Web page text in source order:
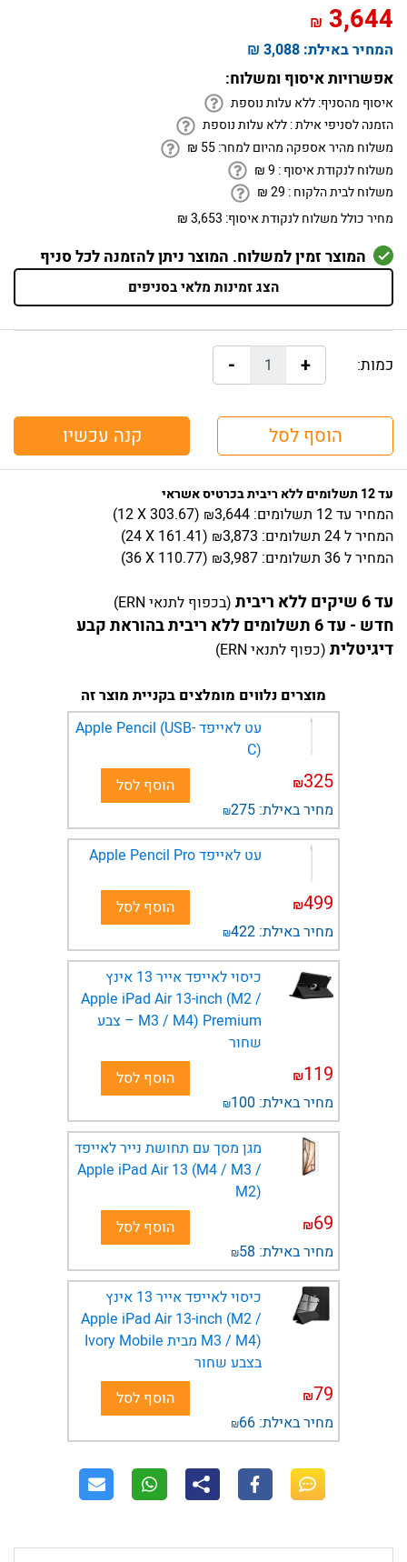
₪
3,644
₪
המחיר באילת: 3,088 ₪
אפשרויות איסוף ומשלוח:
איסוף מהסניף:ללא עלות נוספת
הזמנה לסניפי אילת :ללא עלות נוספת
משלוח מהיר אספקה מהיום למחר:
₪ 55
משלוח לנקודת איסוף :
₪9
משלוח לבית הלקוח :
₪29
מחיר כולל משלוח לנקודת איסוף: 3,653 ₪
המוצר זמין למשלוח. המוצר ניתן להזמנה לכל סניף
הצג זמינות מלאי בסניפים
כמות: +
-
הוסף לסל קנה עכשיו
עד 12 תשלומים ללא ריבית בכרטיס אשראי
המחיר עד 12 תשלומים: ₪3,644
(12 X303.67)
המחירל 24 תשלומים: ₪3,873
(24 X 161.41)
המחירל 36 תשלומים: ₪3,987
(36 X 110.77)
עד 6 שיקים ללא ריבית (בכפוף לתנאי ERN)
חדש - עד 6 תשלומים ללא ריבית בהוראת קבע
דיגיטלית (כפוף לתנאי ERN)
מוצרים נלווים מומלצים בקניית מוצר זה
עט לאייפד Apple Pencil (USB-
C)
325
₪
מחיר באילת: 275
₪
הוסף לסל
עט לאייפד Apple Pencil Pro
499
₪
מחיר באילת: 422
₪
הוסף לסל
כיסוי לאייפד אייר 13 אינץ
Apple iPad Air 13-inch (M2 /
M3 / M4) Premium – צבע
שחור
119
₪
מחיר באילת: 100
₪
הוסף לסל
מגן מסך עם תחושת נייר לאייפד
Apple iPad Air 13 (M4 / M3 /
M2)
69
₪
מחיר באילת: 58
₪
הוסף לסל
כיסוי לאייפד אייר 13 אינץ
Apple iPad Air 13-inch (M2 /
M3 / M4) מבית Ivory Mobile
בצבע שחור
79
₪
מחיר באילת: 66
₪
הוסף לסל